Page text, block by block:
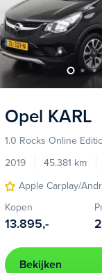
Opel KARL
1.0 Rocks Online
2019
45.381 km
Apple Carplay/
Kopen
13.895,-
Bekijken